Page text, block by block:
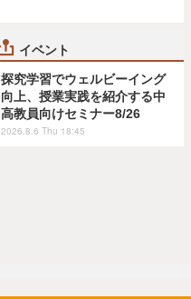
イベント
探究学習でウェルビーイング
向上、授業実践を紹介する中
高教員向けセミナー8/26
2026.8.6 Thu 18:45